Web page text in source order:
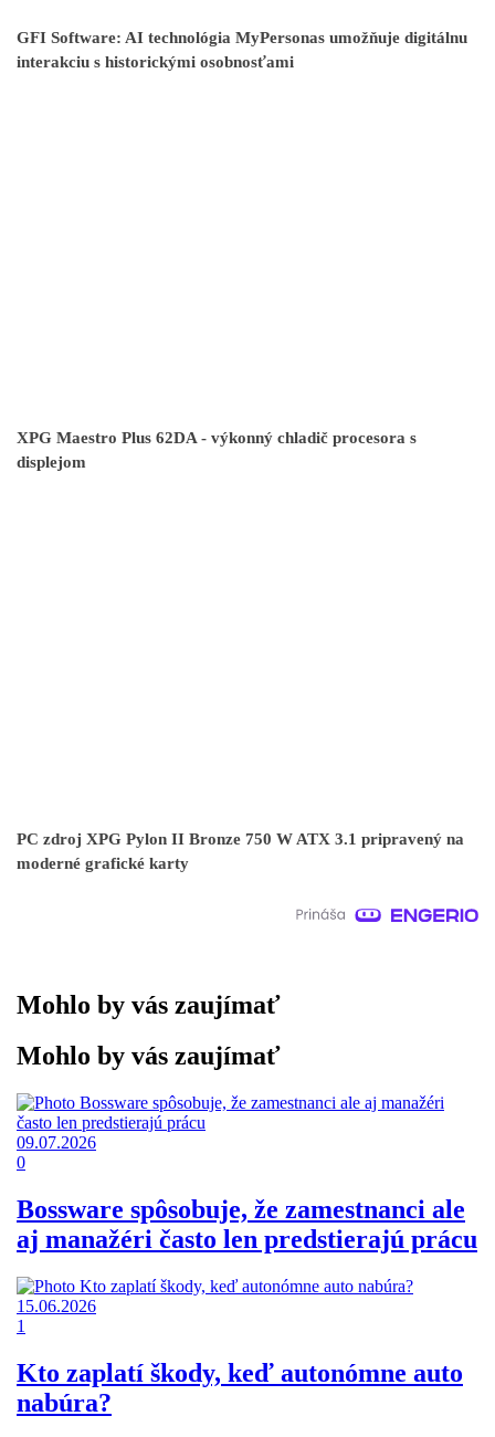
GFI Software: AI technológia MyPersonas umožňuje digitálnu
interakciu s historickými osobnosťami
XPG Maestro Plus 62DA - výkonný chladič procesora s
displejom
PC zdroj XPG Pylon II Bronze 750 W ATX 3.1 pripravený na
moderné grafické karty
Mohlo by vás zaujímať
Mohlo by vás zaujímať
09.07.2026
0
Bossware spôsobuje, že zamestnanci ale
aj manažéri často len predstierajú prácu
15.06.2026
1
Kto zaplatí škody, keď autonómne auto
nabúra?